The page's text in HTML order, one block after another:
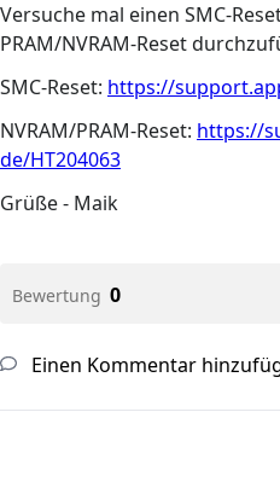
Versuche mal einen SMC-
PRAM/NVRAM-Reset
SMC-Reset: https://
NVRAM/PRAM-Reset: https://
de/HT204063
Grüße - Maik
Bewertung 0
Einen Kommentar